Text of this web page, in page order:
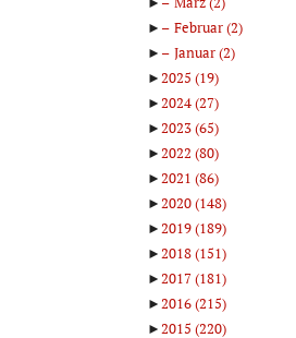
►
Februar(2)
►
Januar(2)
►2025 (19)
►2024(27)
►2023(65)
►2022 (80)
►2021 (86)
►2020(148)
►2019(189)
►2018(151)
►2017(181)
►2016(215)
►2015 (220)